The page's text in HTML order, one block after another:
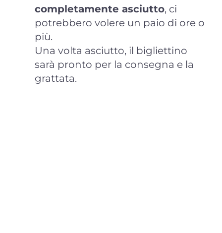
completamente asciutto, ci
potrebbero volere un paio di ore o
più.
Una volta asciutto, il bigliettino
sarà pronto per la consegna e la
grattata.